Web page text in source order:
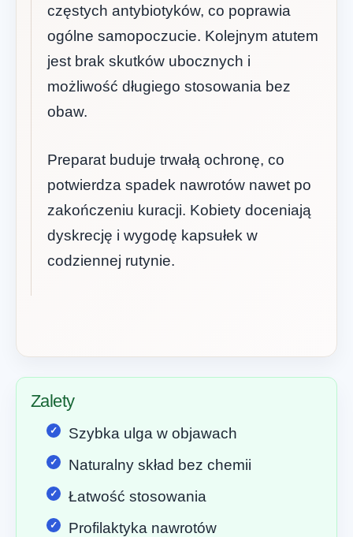
częstych antybiotyków, co poprawia
ogólne samopoczucie. Kolejnym atutem
jest brak skutków ubocznych i
możliwość długiego stosowania bez
obaw.
Preparat buduje trwałą ochronę, co
potwierdza spadek nawrotów nawet po
zakończeniu kuracji. Kobiety doceniają
dyskrecję i wygodę kapsułek w
codziennej rutynie.
Zalety
Szybka ulga w objawach
Naturalny skład bez chemii
Łatwość stosowania
Profilaktyka nawrotów